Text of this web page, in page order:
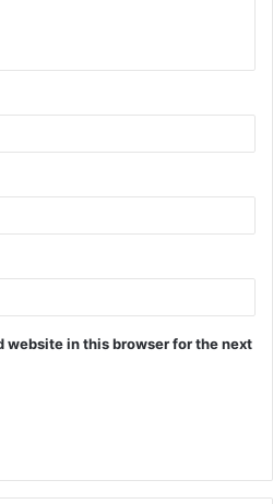
website in this browser for the next